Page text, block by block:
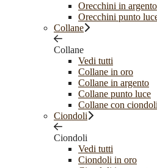
Orecchini in argento
Orecchini punto
Collane
Collane
Vedi tutti
Collane in oro
Collane in argento
Collane punto luce
Collane con ciondoli
Ciondoli
Ciondoli
Vedi tutti
Ciondoli in oro